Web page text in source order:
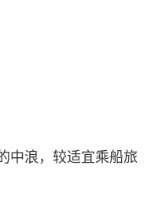
中浪，较适宜乘船旅